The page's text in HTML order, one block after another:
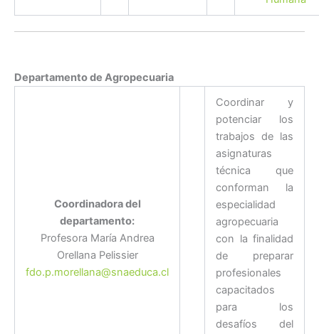
Departamento de Agropecuaria
Coordinadora del
departamento:
Profesora María Andrea
Orellana Pelissier
fdo.p.morellana@snaeduca.cl
Coordinar y
potenciar los
trabajos de las
asignaturas
técnica que
conforman la
especialidad
agropecuaria
con la finalidad
de preparar
profesionales
capacitados
para los
desafíos del